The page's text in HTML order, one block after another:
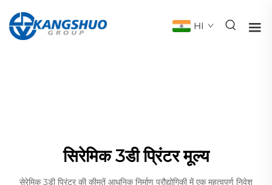
HI
सिरेमिक 3डी प्रिंटर मूल्य
सेरेमिक 3डी प्रिंटर की कीमतें आधुनिक निर्माण प्रौद्योगिकी में एक महत्वपूर्ण निवेश